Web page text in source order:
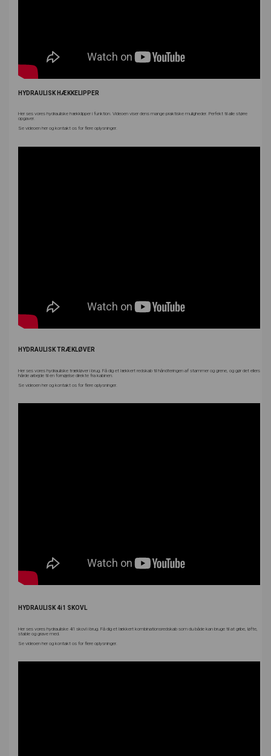
HYDRAULISK HÆKKELIPPER
Her ses vores hydrauliske hækklipper i funktion. Videoen viser dens mange praktiske muligheder. Perfekt til alle større
opgaver.
Se videoen her og kontakt os for flere oplysninger.
HYDRAULISK TRÆKLØVER
Her ses vores hydrauliske trækløver i brug. Få dig et lækkert redskab til håndteringen af stammer og grene, og gør det ellers
hårde arbejde til en fornøjelse direkte fra kabinen.
Se videoen her og kontakt os for flere oplysninger.
HYDRAULISK 4i1 SKOVL
Her ses vores hydrauliske 4i1 skovl i brug. Få dig et lækkert kombinationsredskab som du både kan bruge til at gribe, løfte,
stable og grave med.
Se videoen her og kontakt os for flere oplysninger.